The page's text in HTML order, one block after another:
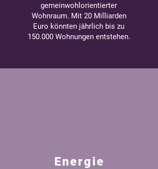
gemeinwohlorientierter
Wohnraum. Mit 20 Milliarden
Euro könnten jährlich bis zu
150.000 Wohnungen entstehen.
Energie